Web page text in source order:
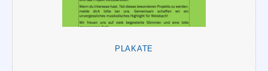
PLAKATE